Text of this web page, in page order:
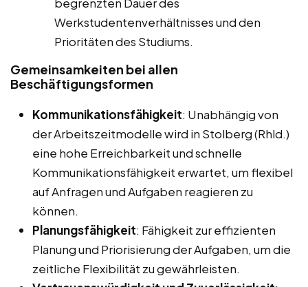
Werkstudentenverhältnisses und den
Prioritäten des Studiums.
Gemeinsamkeiten bei allen
Beschäftigungsformen
Kommunikationsfähigkeit: Unabhängig von
der Arbeitszeitmodelle wird in Stolberg (Rhld.)
eine hohe Erreichbarkeit und schnelle
Kommunikationsfähigkeit erwartet, um flexibel
auf Anfragen und Aufgaben reagieren zu
können.
Planungsfähigkeit: Fähigkeit zur effizienten
Planung und Priorisierung der Aufgaben, um die
zeitliche Flexibilität zu gewährleisten.